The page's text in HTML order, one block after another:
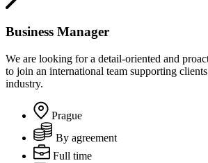
Business Manager
We are looking for a detail-oriented and
to join an international team supporting
industry.
Prague
By agreement
Full time